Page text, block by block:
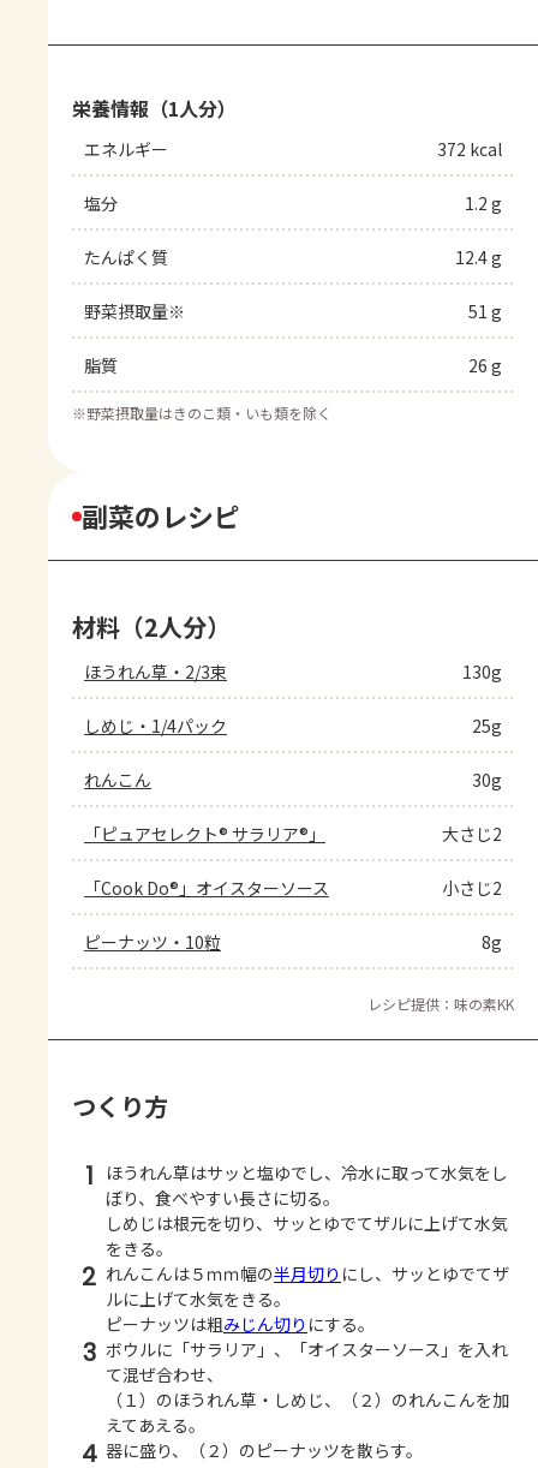
栄養情報（1人分）
エネルギー 372 kcal
塩分 1.2 g
たんぱく質 12.4 g
野菜摂取量※ 51 g
脂質 26 g
※野菜摂取量はきのこ類・いも類を除く
副菜のレシピ
材料（2人分）
ほうれん草・2/3束 130g
しめじ・1/4パック 25g
れんこん 30g
「ピュアセレクト® サラリア®」 大さじ2
「Cook Do®」オイスターソース 小さじ2
ピーナッツ・10粒 8g
レシピ提供：味の素KK
つくり方
1
ほうれん草はサッと塩ゆでし、冷水に取って水気をし
ぼり、食べやすい長さに切る。
しめじは根元を切り、サッとゆでてザルに上げて水気
をきる。
2 れんこんは５ｍｍ幅の半月切り にし、サッとゆでてザ
ルに上げて水気をきる。
ピーナッツは粗みじん切り にする。
3 ボウルに「サラリア」、「オイスターソース」を入れ
て混ぜ合わせ、
（１）のほうれん草・しめじ、（２）のれんこんを加
えてあえる。
4 器に盛り、（２）のピーナッツを散らす。